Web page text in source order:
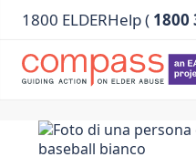
1800 ELDERHelp ( 1800